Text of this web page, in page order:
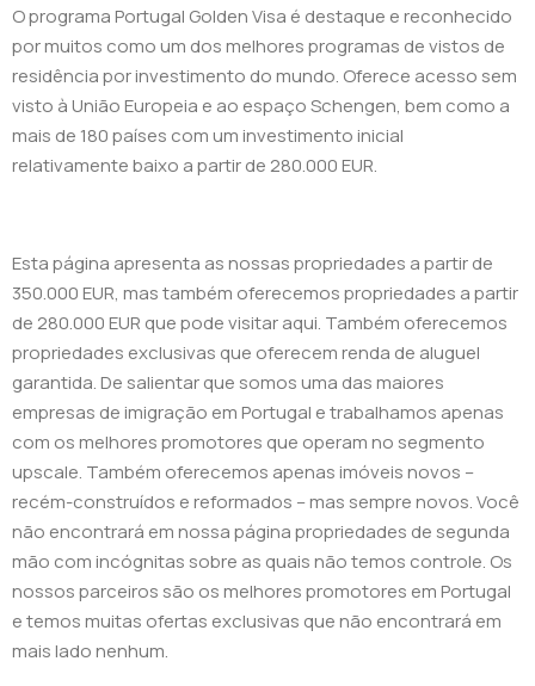
O programa Portugal Golden Visa é destaque e reconhecido
por muitos como um dos melhores programas de vistos de
residência por investimento do mundo. Oferece acesso sem
visto à União Europeia e ao espaço Schengen, bem como a
mais de 180 países com um investimento inicial
relativamente baixo a partir de 280.000 EUR.
Esta página apresenta as nossas propriedades a partir de
350.000 EUR, mas também oferecemos propriedades a partir
de 280.000 EUR que pode visitar aqui. Também oferecemos
propriedades exclusivas que oferecem renda de aluguel
garantida. De salientar que somos uma das maiores
empresas de imigração em Portugal e trabalhamos apenas
com os melhores promotores que operam no segmento
upscale. Também oferecemos apenas imóveis novos –
recém-construídos e reformados – mas sempre novos. Você
não encontrará em nossa página propriedades de segunda
mão com incógnitas sobre as quais não temos controle. Os
nossos parceiros são os melhores promotores em Portugal
e temos muitas ofertas exclusivas que não encontrará em
mais lado nenhum.